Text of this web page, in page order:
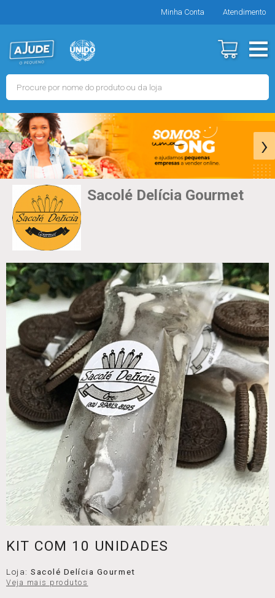
Minha Conta Atendimento
‹ ›
Sacolé Delícia Gourmet
KIT COM 10 UNIDADES
Loja:Sacolé Delícia Gourmet
Veja mais produtos